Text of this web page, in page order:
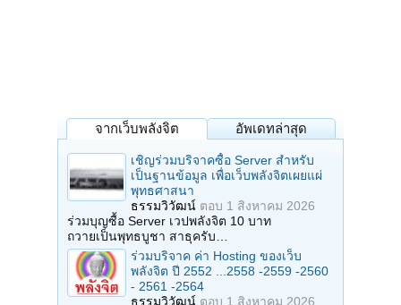
จากเว็บพลังจิต อัพเดทล่าสุด
เชิญร่วมบริจาคซื้อ Server สำหรับ
เป็นฐานข้อมูล เพื่อเว็บพลังจิตเผยแผ่
พุทธศาสนา
ธรรมวิวัฒน์ ตอบ 1 สิงหาคม 2026
ร่วมบุญซื้อ Server เวปพลังจิต 10 บาท
ถวายเป็นพุทธบูชา สาธุครับ…
ร่วมบริจาค ค่า Hosting ของเว็บ
พลังจิต ปี 2552 ...2558 -2559 -2560
- 2561 -2564
ธรรมวิวัฒน์ ตอบ 1 สิงหาคม 2026